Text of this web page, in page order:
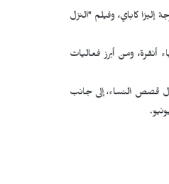
كاباي، وفيلم "النزل
ومن أبرز فعاليات
قصص النساء، إلى جانب